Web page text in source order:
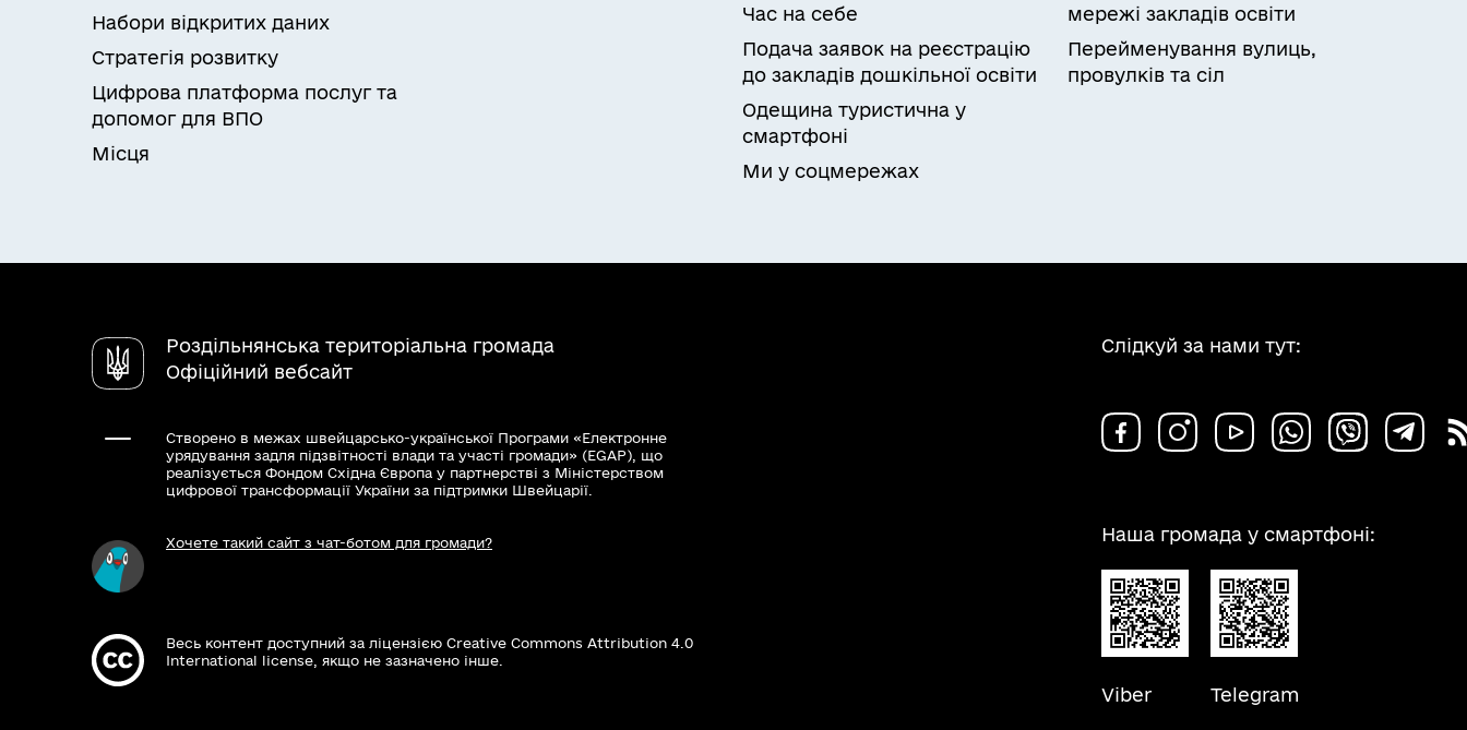
Набори відкритих даних
Стратегія розвитку
Цифрова платформа послуг та
допомог для ВПО
Місця
Час на себе
Подача заявок на реєстрацію
до закладів дошкільної освіти
Одещина туристична у
смартфоні
Ми у соцмережах
мережі закладів освіти
Перейменування вулиць,
провулків та сіл
Роздільнянська територіальна громада
Офіційний вебсайт
Створено в межах швейцарсько-української Програми «Електронне
урядування задля підзвітності влади та участі громади» (EGAP), що
реалізується Фондом Східна Європа у партнерстві з Міністерством
цифрової трансформації України за підтримки Швейцарії.
Хочете такий сайт з чат-ботом для громади?
Весь контент доступний за ліцензією Creative Commons Attribution 4.0
International license, якщо не зазначено інше.
Слідкуй за нами тут:
Наша громада у смартфоні:
Viber Telegram